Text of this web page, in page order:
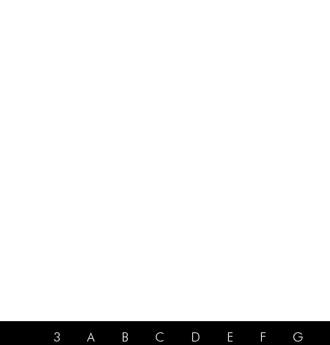
3 A B C D E F G